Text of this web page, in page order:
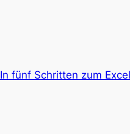
In fünf Schritten zum